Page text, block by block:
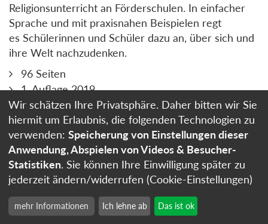
Religionsunterricht an Förderschulen. In einfacher
Sprache und mit praxisnahen Beispielen regt
es Schülerinnen und Schüler dazu an, über sich und
ihre Welt nachzudenken.
96 Seiten
1. Auflage 2019
geheftet
ISBN 978-3-7668-4489-7
Zum Buch 13,50 Euro
In den Warenkorb
„Sag, wie hast du‘s mit der Religion?“
Wir schätzen Ihre Privatsphäre. Daher bitten wir Sie
hiermit um Erlaubnis, die folgenden Technologien zu
verwenden: Speicherung von Einstellungen dieser
Anwendung, Abspielen von Videos & Besucher-
Statistiken. Sie können Ihre Einwilligung später zu
jederzeit ändern/widerrufen (Cookie-Einstellungen)
mehr Informationen Ich lehne ab Das ist ok